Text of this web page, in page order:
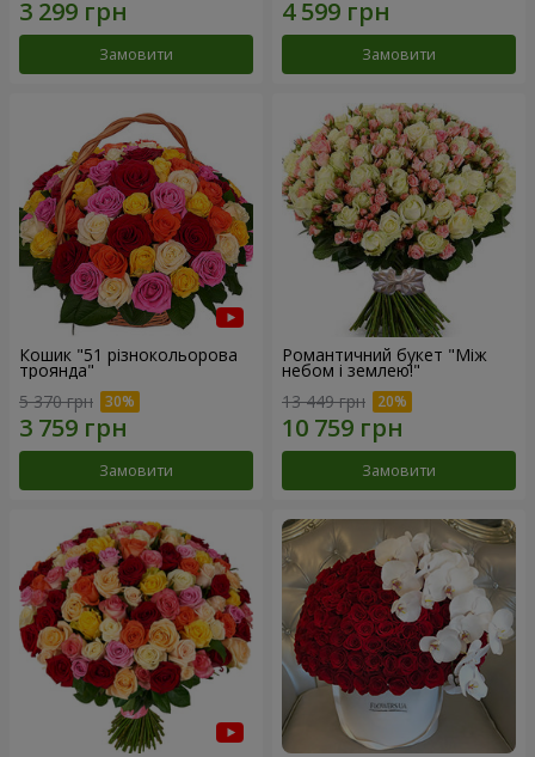
Замовити Замовити
Кошик "51 різнокольорова
троянда"
5 370 грн
Замовити
Романтичний букет "Між
небом і землею!"
13 449 грн
Замовити